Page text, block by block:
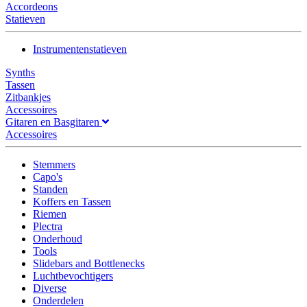
Accordeons
Statieven
Instrumentenstatieven
Synths
Tassen
Zitbankjes
Accessoires
Gitaren en Basgitaren
Accessoires
Stemmers
Capo's
Standen
Koffers en Tassen
Riemen
Plectra
Onderhoud
Tools
Slidebars and Bottlenecks
Luchtbevochtigers
Diverse
Onderdelen